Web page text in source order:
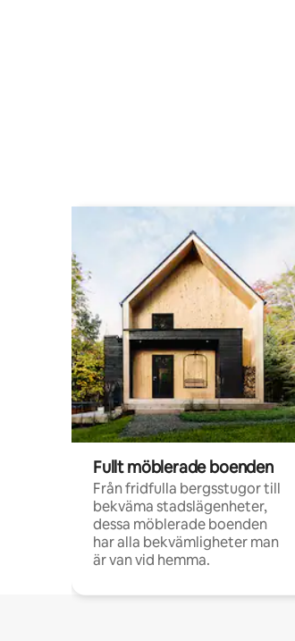
Fullt möblerade boenden
Från fridfulla bergsstugor till
bekväma stadslägenheter,
dessa möblerade boenden
har alla bekvämligheter man
är van vid hemma.